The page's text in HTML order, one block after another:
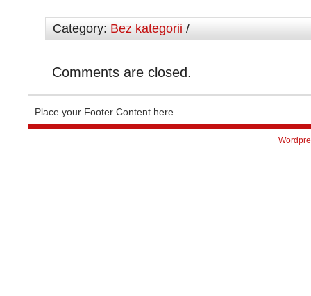
Category: Bez kategorii /
Comments are closed.
Place your Footer Content here